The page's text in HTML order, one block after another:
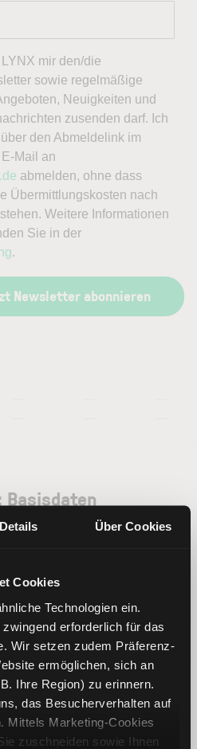
Details Über Cookies
Cookies
Technologien ein.
erforderlich für das
Wir setzen zudem Präferenz-
ermöglichen, sich an
Ihre Region) zu erinnern.
das Besucherverhalten auf
Mittels Marketing-Cookies
zuschneiden sowie Ihnen
mir den/die
sowie regelmäßige
Neuigkeiten und
zusenden darf. Ich
den Abmeldelink im
Mail an
abmelden, ohne dass
Übermittlungskosten nach
Weitere Informationen
Sie in der
.
Newsletter abonnieren
Basisdaten
Aktie
EUR
Österreich